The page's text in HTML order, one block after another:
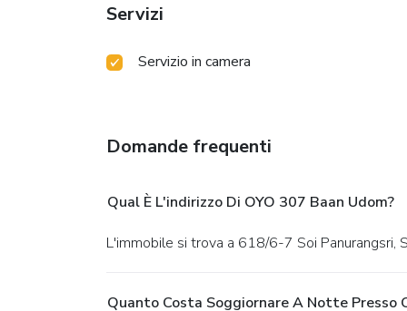
Servizi
Servizio in camera
Domande frequenti
Qual È L'indirizzo Di OYO 307 Baan Udom?
L'immobile si trova a 618/6-7 Soi
Quanto Costa Soggiornare A Notte Presso